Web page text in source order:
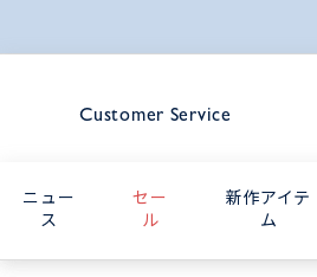
Customer Service
ニュー
ス
セー
ル
新作アイテ
ム